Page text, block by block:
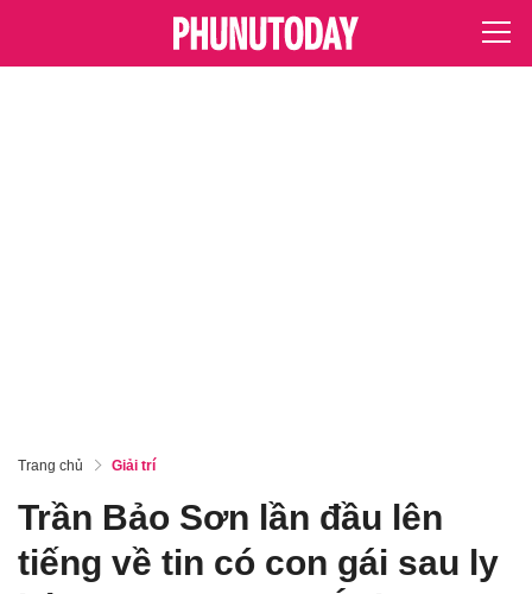
Trang chủ Giải trí
Trần Bảo Sơn lần đầu lên
tiếng về tin có con gái sau ly